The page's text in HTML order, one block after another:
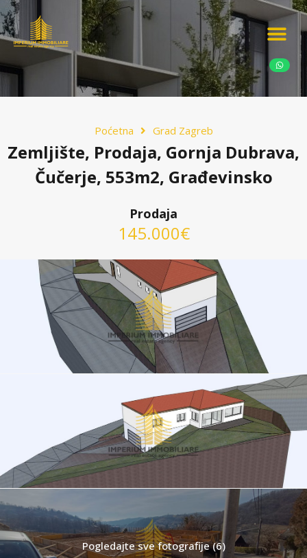
Poćetna Grad Zagreb
Zemljište, Prodaja, Gornja Dubrava,
Čučerje, 553m2, Građevinsko
Prodaja
145.000€
Pogledajte sve fotografije (6)